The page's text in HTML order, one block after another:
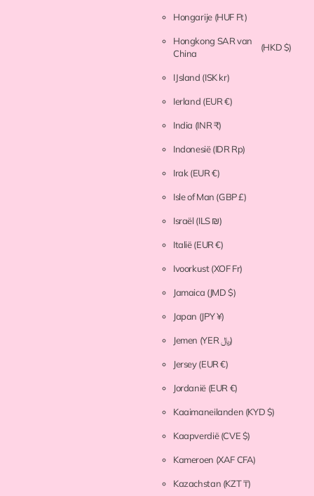
Hongarije (HUF Ft)
Hongkong SAR van
China
(HKD $)
IJsland (ISK kr)
Ierland (EUR €)
India (INR ₹)
Indonesië(IDR Rp)
Irak (EUR €)
Isle of Man (GBP £)
Israël (ILS ₪)
Italië(EUR €)
Ivoorkust(XOF Fr)
Jamaica (JMD $)
Japan (JPY ¥)
Jemen (YER ﷼)
Jersey(EUR €)
Jordanië (EUR €)
Kaaimaneilanden (KYD $)
Kaapverdië(CVE $)
Kameroen (XAF CFA)
Kazachstan (KZT ₸)